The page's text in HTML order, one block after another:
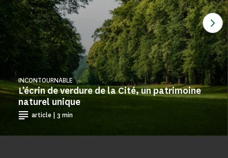
L’écrin de verdure de la Cité, un patrimoine
naturel unique
INCONTOURNABLE
article | 3 min